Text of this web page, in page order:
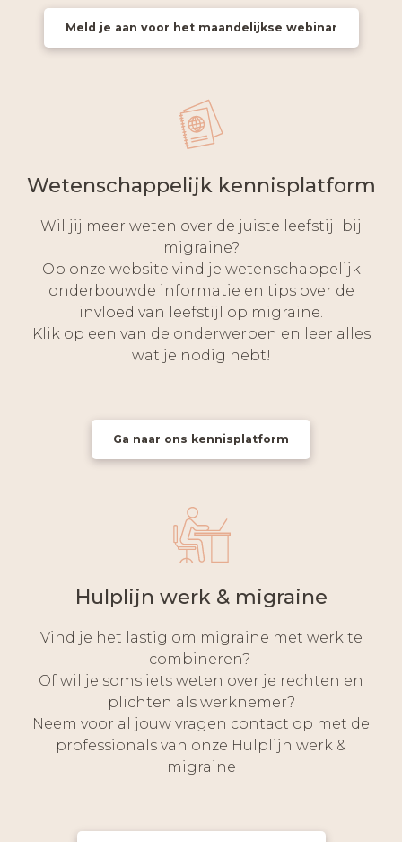
Meld je aan voor het maandelijkse webinar
Wetenschappelijk kennisplatform
Wil jij meer weten over de juiste leefstijl bij
migraine?
Op onze website vind je wetenschappelijk
onderbouwde informatie en tips over de
invloed van leefstijl op migraine.
Klik op een van de onderwerpen en leer alles
wat je nodig hebt!
Ga naar ons kennisplatform
Hulplijn werk & migraine
Vind je het lastig om migraine met werk te
combineren?
Of wil je soms iets weten over je rechten en
plichten als werknemer?
Neem voor al jouw vragen contact op met de
professionals van onze Hulplijn werk &
migraine